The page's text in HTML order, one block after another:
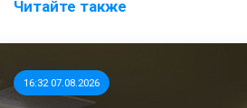
Читайте также
16:32 07.08.2026